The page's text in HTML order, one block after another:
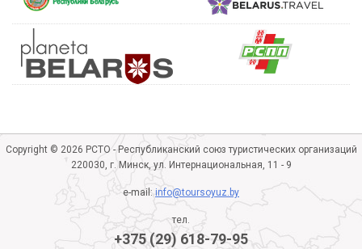
Copyright © 2026 РСТО - Республиканский союз туристических организаций
220030, г. Минск, ул. Интернациональная, 11 - 9
e-mail:info@toursoyuz.by
тел.
+375 (29) 618-79-95